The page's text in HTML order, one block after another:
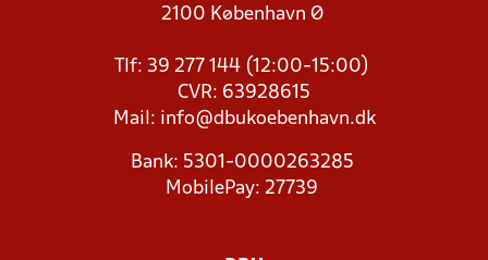
2100 København Ø
Tlf: 39 277 144 (12:00-15:00)
CVR: 63928615
Mail: info@dbukoebenhavn.dk
Bank: 5301-0000263285
MobilePay: 27739